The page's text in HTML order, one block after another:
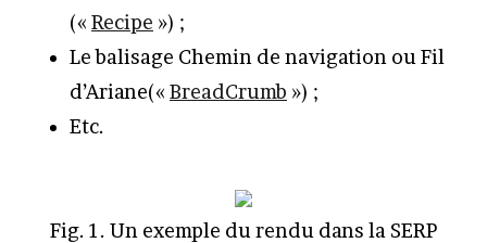
(« Recipe ») ;
Le balisage Chemin de navigation ou Fil
d’Ariane(« BreadCrumb ») ;
Etc.
Fig. 1. Un exemple du rendu dans la SERP